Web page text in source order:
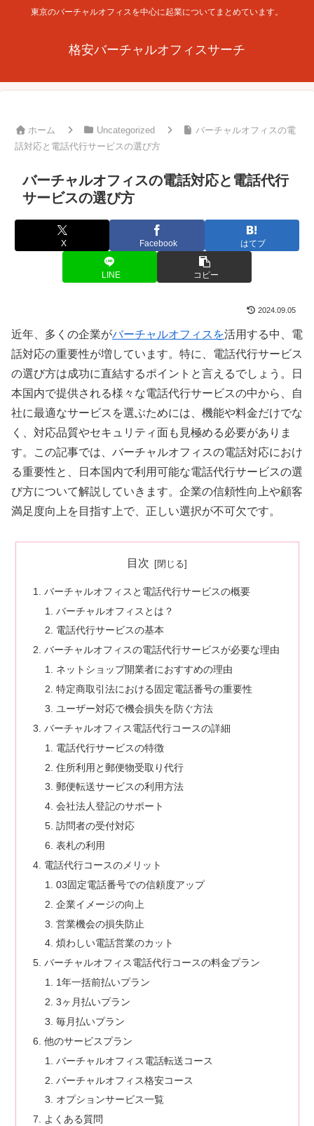
東京のバーチャルオフィスを中心に起業についてまとめています。
格安バーチャルオフィスサーチ
ホーム Uncategorized
バーチャルオフィスの電
話対応と電話代行サービスの選び方
バーチャルオフィスの電話対応と電話代行
サービスの選び方
X Facebook はてブ
LINE コピー
2024.09.05
近年、多くの企業がバーチャルオフィスを活用する中、電
話対応の重要性が増しています。特に、電話代行サービス
の選び方は成功に直結するポイントと言えるでしょう。日
本国内で提供される様々な電話代行サービスの中から、自
社に最適なサービスを選ぶためには、機能や料金だけでな
く、対応品質やセキュリティ面も見極める必要がありま
す。この記事では、バーチャルオフィスの電話対応におけ
る重要性と、日本国内で利用可能な電話代行サービスの選
び方について解説していきます。企業の信頼性向上や顧客
満足度向上を目指す上で、正しい選択が不可欠です。
目次
バーチャルオフィスと電話代行サービスの概要
バーチャルオフィスとは？
電話代行サービスの基本
バーチャルオフィスの電話代行サービスが必要な理由
ネットショップ開業者におすすめの理由
特定商取引法における固定電話番号の重要性
ユーザー対応で機会損失を防ぐ方法
バーチャルオフィス電話代行コースの詳細
電話代行サービスの特徴
住所利用と郵便物受取り代行
郵便転送サービスの利用方法
会社法人登記のサポート
訪問者の受付対応
表札の利用
電話代行コースのメリット
03固定電話番号での信頼度アップ
企業イメージの向上
営業機会の損失防止
煩わしい電話営業のカット
バーチャルオフィス電話代行コースの料金プラン
1年一括前払いプラン
3ヶ月払いプラン
毎月払いプラン
他のサービスプラン
バーチャルオフィス電話転送コース
バーチャルオフィス格安コース
オプションサービス一覧
よくある質問